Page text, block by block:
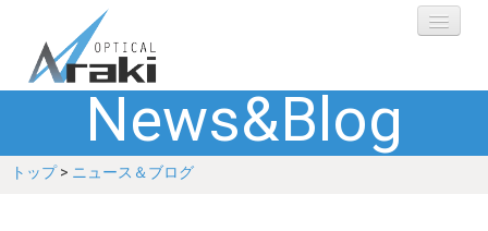
選ばれる理由
ブランド
News&Blog
トップ> ニュース＆ブログ